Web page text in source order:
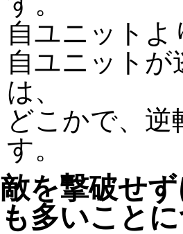
自ユニット
自ユニット
は、
どこかで、
す。
敵を撃破せ
も多いこと